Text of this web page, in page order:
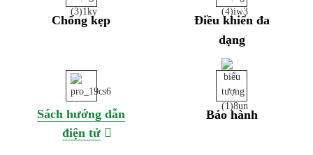
Chống kẹp
Điều khiển đa
dạng
Sách hướng dẫn
điện tử
Bảo hành